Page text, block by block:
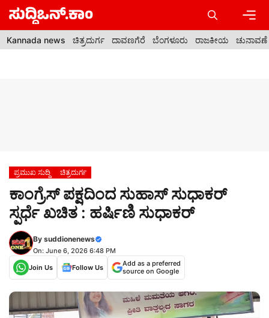
Skip
content
Kannada news ಚಿತ್ರದುರ್ಗ ದಾವಣಗೆರೆ ಬೆಂಗಳೂರು ರಾಜಕೀಯ ಚುನಾವಣೆ
ಪ್ರಮುಖ ಸುದ್ದಿ ಚಿತ್ರದುರ್ಗ
ಕಾಂಗ್ರೆಸ್ ಪಕ್ಷದಿಂದ ಸುಹಾಸ್ ಸುಧಾಕರ್
ಸ್ಪರ್ಧೆ ಖಚಿತ : ಹರ್ಷಿಣಿ ಸುಧಾಕರ್
By suddionenews
On: June 6, 2026 6:48 PM
Join Us
Follow Us
Add as a preferred
source on Google